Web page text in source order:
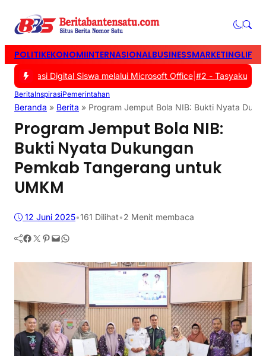
POLITIKEKONOMIINTERNASIONALBUSINESSMARKETING
Digital Siswa melalui Microsoft Office|#2 -Tasyakuran
BeritaInspirasiPemerintahan
Beranda » Berita » Program Jemput Bola NIB: Bukti Nyata
Program Jemput Bola NIB:
Bukti Nyata Dukungan
Pemkab Tangerang untuk
UMKM
12 Juni 2025•161 Dilihat•2 Menit membaca
Facebook Twitter Pinterest Mail WhatsApp